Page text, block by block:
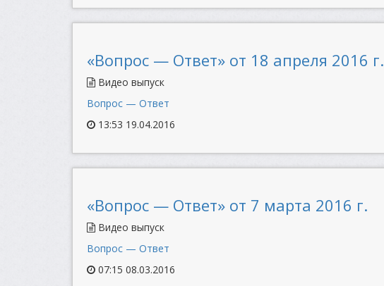
«Вопрос — Ответ» от 18 апреля 2016 г.
Видео выпуск
Вопрос — Ответ
13:53 19.04.2016
«Вопрос — Ответ» от 7 марта 2016 г.
Видео выпуск
Вопрос — Ответ
07:15 08.03.2016